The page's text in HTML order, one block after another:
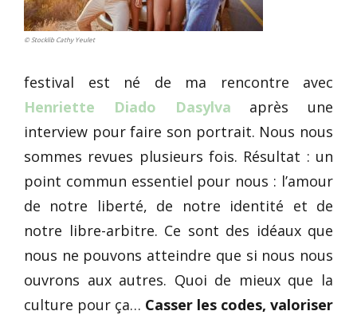
© Stocklib Cathy Yeulet
festival est né de ma rencontre avec
Henriette Diado Dasylva après une
interview pour faire son portrait. Nous nous
sommes revues plusieurs fois. Résultat : un
point commun essentiel pour nous : l’amour
de notre liberté, de notre identité et de
notre libre-arbitre. Ce sont des idéaux que
nous ne pouvons atteindre que si nous nous
ouvrons aux autres. Quoi de mieux que la
culture pour ça… Casser les codes, valoriser